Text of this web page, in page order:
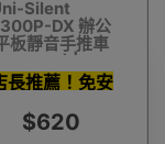
Silent
DX 辦公
板靜音手推車
|
承重
長推薦！免安
！包郵！靚車唔
洗整即買即用！
$620